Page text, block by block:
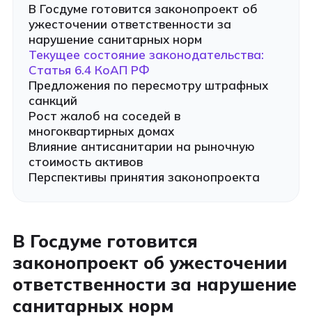
В Госдуме готовится законопроект об
ужесточении ответственности за
нарушение санитарных норм
Текущее состояние законодательства:
Статья 6.4 КоАП РФ
Предложения по пересмотру штрафных
санкций
Рост жалоб на соседей в
многоквартирных домах
Влияние антисанитарии на рыночную
стоимость активов
Перспективы принятия законопроекта
В Госдуме готовится
законопроект об ужесточении
ответственности за нарушение
санитарных норм